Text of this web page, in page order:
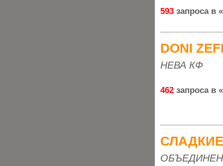
593 запроса в
DONI
НЕВА КФ
462 запроса в